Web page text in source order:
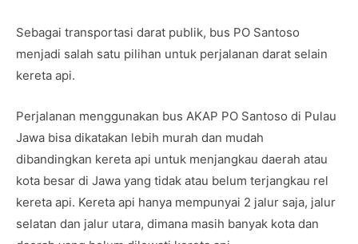
Sebagai transportasi darat publik, bus PO Santoso
menjadi salah satu pilihan untuk perjalanan darat selain
kereta api.
Perjalanan menggunakan bus AKAP PO Santoso di Pulau
Jawa bisa dikatakan lebih murah dan mudah
dibandingkan kereta api untuk menjangkau daerah atau
kota besar di Jawa yang tidak atau belum terjangkau rel
kereta api. Kereta api hanya mempunyai 2 jalur saja, jalur
selatan dan jalur utara, dimana masih banyak kota dan